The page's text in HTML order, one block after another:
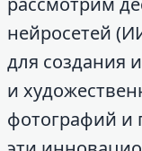
нейросетей
для создания
и
фотографий и